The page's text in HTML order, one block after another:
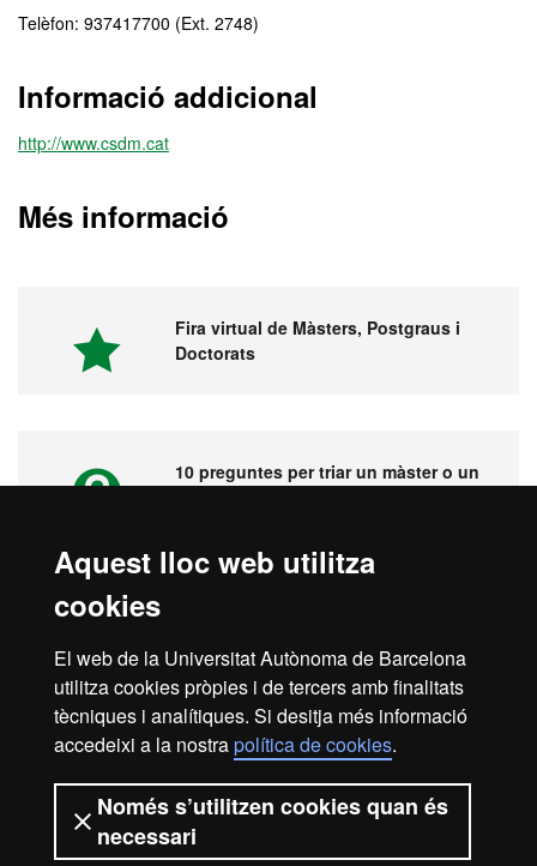
Aquest lloc web utilitza
cookies
El web de la Universitat Autònoma de Barcelona
utilitza cookies pròpies i de tercers amb finalitats
tècniques i analítiques. Si desitja més informació
accedeixi a la nostrapolítica de cookies.
Només s’utilitzen cookies quan és
necessari
Telèfon: 937417700 (Ext. 2748)
Informació addicional
http://www.csdm.cat
Més informació
Fira virtual de Màsters, Postgraus i
Doctorats
10 preguntes per triar un màster o un
Inici Avís legal
Protecció de dades
Sobre el web